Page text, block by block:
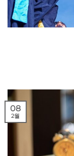
08
2월